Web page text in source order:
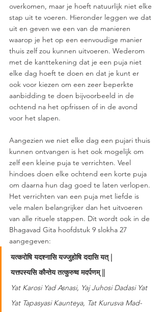
overkomen, maar je hoeft natuurlijk niet elke
stap uit te voeren. Hieronder leggen we dat
uit en geven we een van de manieren
waarop je het op een eenvoudige manier
thuis zelf zou kunnen uitvoeren. Wederom
met de kanttekening dat je een puja niet
elke dag hoeft te doen en dat je kunt er
ook voor kiezen om een zeer beperkte
aanbidding te doen bijvoorbeeld in de
ochtend na het opfrissen of in de avond
voor het slapen.
Aangezien we niet elke dag een pujari thuis
kunnen ontvangen is het ook mogelijk om
zelf een kleine puja te verrichten. Veel
hindoes doen elke ochtend een korte puja
om daarna hun dag goed te laten verlopen.
Het verrichten van een puja met liefde is
vele malen belangrijker dan het uitvoeren
van alle rituele stappen. Dit wordt ook in de
Bhagavad Gita hoofdstuk 9 slokha 27
aangegeven:
यत्करोषि यदश्नासि यज्जुहोषि ददासि यत् |
यत्तपस्यसि कौन्तेय तत्कुरुष्व मदर्पणम् ||
Yat Karosi Yad Asnasi, Yaj Juhosi Dadasi Yat
Yat Tapasyasi Kaunteya, Tat Kurusva Mad-